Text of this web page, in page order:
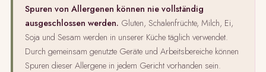
Spuren von Allergenen können nie vollständig
ausgeschlossen werden. Gluten, Schalenfrüchte, Milch, Ei,
Soja und Sesam werden in unserer Küche täglich verwendet.
Durch gemeinsam genutzte Geräte und Arbeitsbereiche können
Spuren dieser Allergene in jedem Gericht vorhanden sein.